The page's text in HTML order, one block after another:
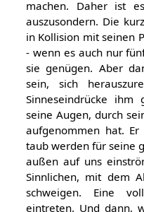
machen. Daher ist
auszusondern. Die
in Kollision mit seinen
- wenn es auch nur
sie genügen. Aber
sein, sich
Sinneseindrücke
seine Augen, durch
aufgenommen hat.
taub werden für seine
außen auf uns
Sinnlichen, mit dem
schweigen. Eine
eintreten. Und dann,